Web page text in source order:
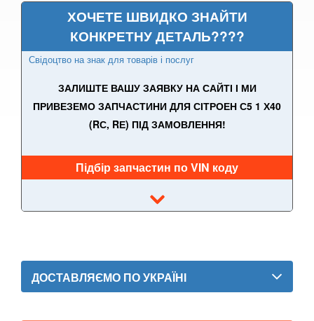
DS7 Crossback
Xsara II (N0, N1, N2)
Xsara II Picasso (N68)
FIAT
JAGUAR keyboard_arrow_down
ХОЧЕТЕ ШВИДКО ЗНАЙТИ
КОНКРЕТНУ ДЕТАЛЬ????
Свідоцтво на знак для товарів і послуг
ЗАЛИШТЕ ВАШУ ЗАЯВКУ НА САЙТІ І МИ
ПРИВЕЗЕМО ЗАПЧАСТИНИ ДЛЯ СІТРОЕН С5 1 Х40
(RС, RЕ) ПІД ЗАМОВЛЕННЯ!
Підбір запчастин по VIN коду
ДОСТАВЛЯЄМО ПО УКРАЇНІ